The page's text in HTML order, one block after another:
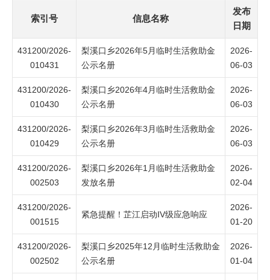
索引号 信息名称
发布
日期
431200/2026-
010431
梨溪口乡2026年5月临时生活救助金
公示名册
2026-
06-03
431200/2026-
010430
梨溪口乡2026年4月临时生活救助金
公示名册
2026-
06-03
431200/2026-
010429
梨溪口乡2026年3月临时生活救助金
公示名册
2026-
06-03
431200/2026-
002503
梨溪口乡2026年1月临时生活救助金
发放名册
2026-
02-04
431200/2026-
001515
紧急提醒！芷江启动IV级应急响应
2026-
01-20
431200/2026-
002502
梨溪口乡2025年12月临时生活救助金
公示名册
2026-
01-04